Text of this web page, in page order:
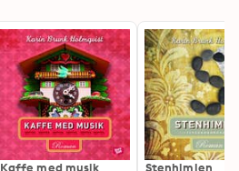
Kaffe med musik
Stenhimlen